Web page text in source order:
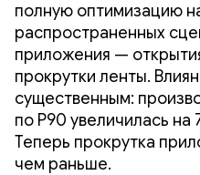
полную оптимизацию
распространенных
приложения —
прокрутки ленты.
существенным:
по P90 увеличилась на
Теперь прокрутка
чем раньше.